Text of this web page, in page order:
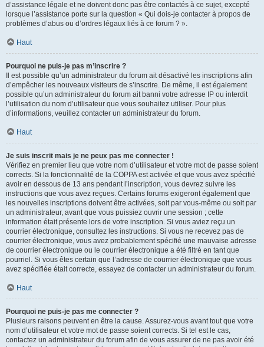
d’assistance légale et ne doivent donc pas être contactés à ce sujet, excepté
lorsque l’assistance porte sur la question « Qui dois-je contacter à propos de
problèmes d’abus ou d’ordres légaux liés à ce forum ? ».
Haut
Pourquoi ne puis-je pas m’inscrire ?
Il est possible qu’un administrateur du forum ait désactivé les inscriptions afin
d’empêcher les nouveaux visiteurs de s’inscrire. De même, il est également
possible qu’un administrateur du forum ait banni votre adresse IP ou interdit
l’utilisation du nom d’utilisateur que vous souhaitez utiliser. Pour plus
d’informations, veuillez contacter un administrateur du forum.
Haut
Je suis inscrit mais je ne peux pas me connecter !
Vérifiez en premier lieu que votre nom d’utilisateur et votre mot de passe soient
corrects. Si la fonctionnalité de la COPPA est activée et que vous avez spécifié
avoir en dessous de 13 ans pendant l’inscription, vous devrez suivre les
instructions que vous avez reçues. Certains forums exigeront également que
les nouvelles inscriptions doivent être activées, soit par vous-même ou soit par
un administrateur, avant que vous puissiez ouvrir une session ; cette
information était présente lors de votre inscription. Si vous aviez reçu un
courrier électronique, consultez les instructions. Si vous ne recevez pas de
courrier électronique, vous avez probablement spécifié une mauvaise adresse
de courrier électronique ou le courrier électronique a été filtré en tant que
pourriel. Si vous êtes certain que l’adresse de courrier électronique que vous
avez spécifiée était correcte, essayez de contacter un administrateur du forum.
Haut
Pourquoi ne puis-je pas me connecter ?
Plusieurs raisons peuvent en être la cause. Assurez-vous avant tout que votre
nom d’utilisateur et votre mot de passe soient corrects. Si tel est le cas,
contactez un administrateur du forum afin de vous assurer de ne pas avoir été